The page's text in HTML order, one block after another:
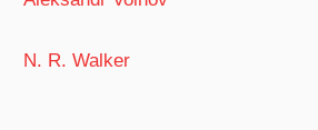
N. R. Walker